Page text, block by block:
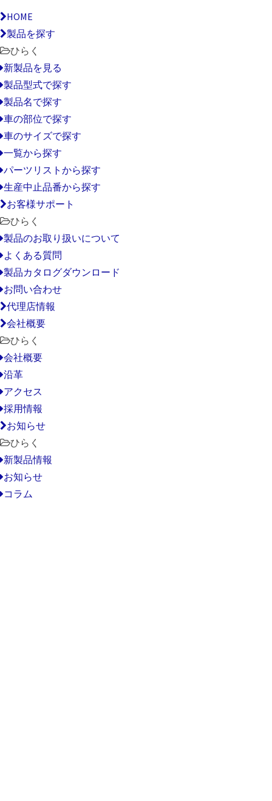
HOME
製品を探す
ひらく
新製品を見る
製品型式で探す
製品名で探す
車の部位で探す
車のサイズで探す
一覧から探す
パーツリストから探す
生産中止品番から探す
お客様サポート
ひらく
製品のお取り扱いについて
よくある質問
製品カタログダウンロード
お問い合わせ
代理店情報
会社概要
ひらく
会社概要
沿革
アクセス
採用情報
お知らせ
ひらく
新製品情報
お知らせ
コラム